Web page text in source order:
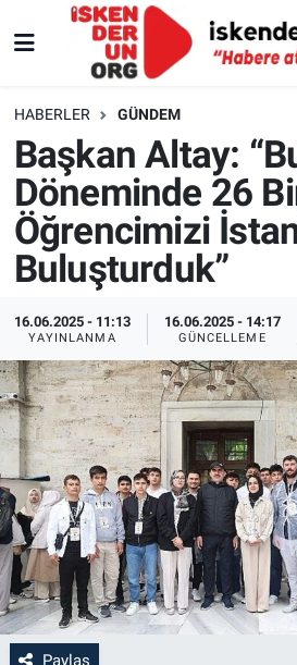
HABERLER GÜNDEM
Başkan Altay:
Döneminde 26
Öğrencimizi
Buluşturduk”
16.06.2025 - 11:13
YAYINLANMA
16.06.2025 - 14:17
GÜNCELLEME
Paylaş